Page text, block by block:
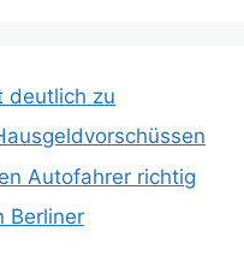
deutlich zu
Autofahrer richtig
Berliner